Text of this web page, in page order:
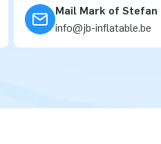
Mail Mark of Stefan
info@jb-inflatable.be